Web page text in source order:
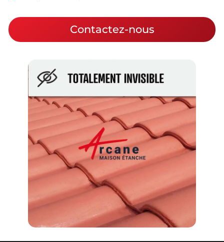
Contactez-nous